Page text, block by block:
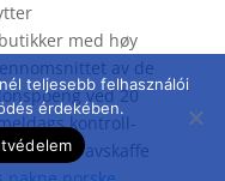
med høy
av de
ved 20
kontroll-
uten Ã¥ avskaffe
teljesebb felhasználói
érdekében.